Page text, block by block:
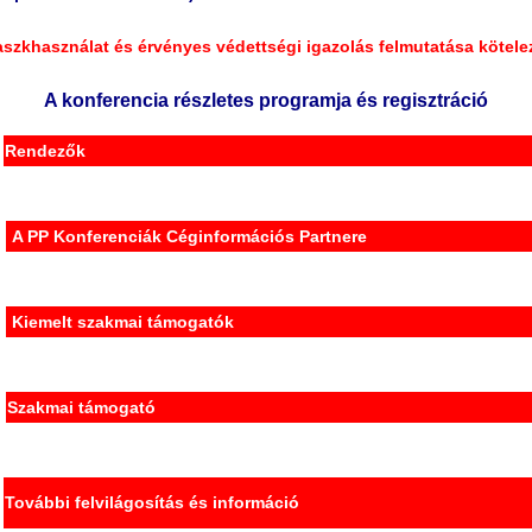
és érvényes védettségi igazolás felmutatása
A konferencia részletes programja és regisztráció
Rendezők
A PP Konferenciák Céginformációs Partnere
Kiemelt szakmai támogatók
Szakmai támogató
További felvilágosítás és információ